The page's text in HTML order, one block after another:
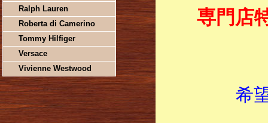
Ralph Lauren
Roberta di Camerino
Tommy Hilfiger
Versace
Vivienne Westwood
専門店
希